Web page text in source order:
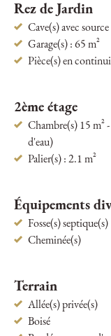
Rez de Jardin
Cave(s) avec
Garage(s) : 65 m²
Pièce(s) en
2ème étage
Chambre(s) 15 m²
d'eau)
Palier(s) : 2.1 m²
Équipements
Fosse(s) septique(s)
Cheminée(s)
Terrain
Allée(s) privée(s)
Boisé